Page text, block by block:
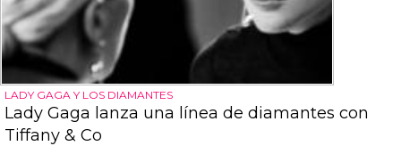
LADY GAGA Y LOS DIAMANTES
Lady Gaga lanza una línea de diamantes con
Tiffany & Co